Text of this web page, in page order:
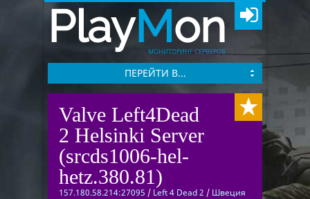
PlayMon
МОНИТОРИНГ СЕРВЕРОВ
ПЕРЕЙТИ В...
Valve Left4Dead
2 Helsinki Server
(srcds1006-hel-
hetz.380.81)
157.180.58.214:27095 / Left 4 Dead 2 / Швеция